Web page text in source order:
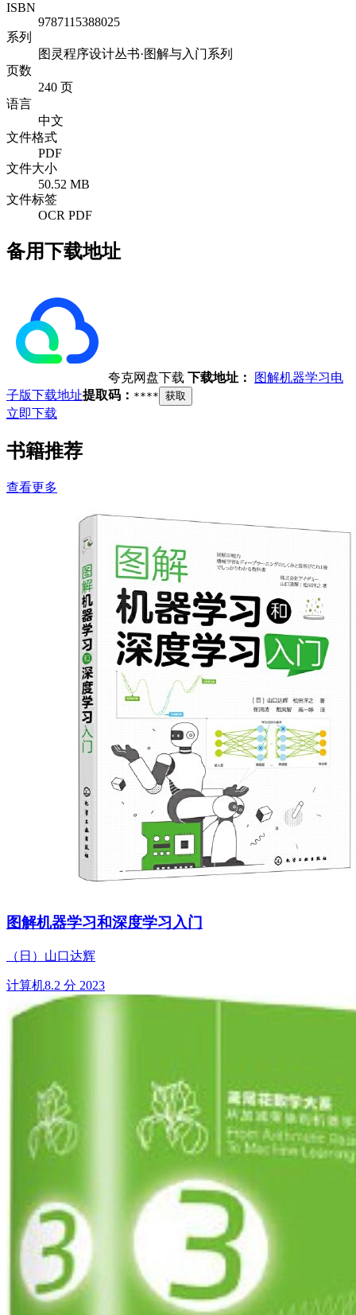
ISBN
9787115388025
系列
图灵程序设计丛书·图解与入门系列
页数
240 页
语言
中文
文件格式
PDF
文件大小
50.52 MB
文件标签
OCR PDF
备用下载地址
夸克网盘下载 下载地址：
图解机器学习电
子版下载地址提取码： **** 获取
立即下载
书籍推荐
查看更多
图解机器学习和深度学习入门
（日）山口达辉
计算机8.2 分 2023